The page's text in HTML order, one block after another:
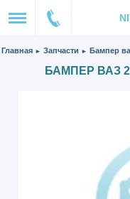
Главная ► Запчасти ► Бампер
БАМПЕР ВАЗ